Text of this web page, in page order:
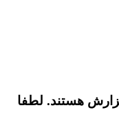
هستند. لطفا